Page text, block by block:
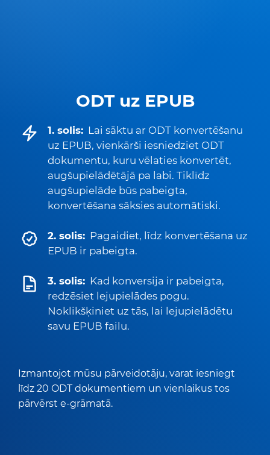
ODT uz EPUB
1. solis: Lai sāktu ar ODT konvertēšanu
uz EPUB, vienkārši iesniedziet ODT
dokumentu, kuru vēlaties konvertēt,
augšupielādētājā pa labi. Tiklīdz
augšupielāde būs pabeigta,
konvertēšana sāksies automātiski.
2. solis: Pagaidiet, līdz konvertēšana uz
EPUB ir pabeigta.
3. solis: Kad konversija ir pabeigta,
redzēsiet lejupielādes pogu.
Noklikšķiniet uz tās, lai lejupielādētu
savu EPUB failu.
Izmantojot mūsu pārveidotāju, varat iesniegt
līdz 20 ODT dokumentiem un vienlaikus tos
pārvērst e-grāmatā.